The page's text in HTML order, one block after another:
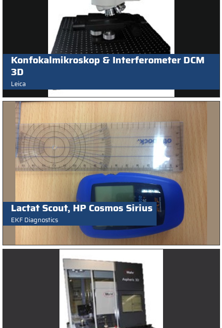
Konfokalmikroskop & Interferometer DCM
3D
Leica
Lactat Scout, HP Cosmos Sirius
EKF Diagnostics